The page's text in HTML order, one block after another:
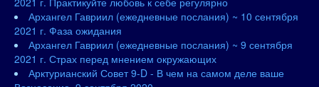
Архангел Гавриил (ежедневные послания) ~ 10 сентября
2021 г. Фаза ожидания
Архангел Гавриил (ежедневные послания) ~ 9 сентября
2021 г. Страх перед мнением окружающих
Арктурианский Совет 9-D - В чем на самом деле ваше